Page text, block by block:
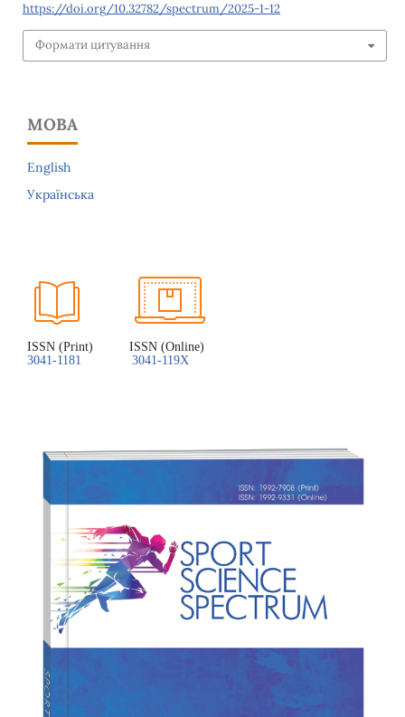
https://doi.org/10.32782/spectrum/2025-1-12
Формати цитування
МОВА
English
Українська
ISSN (Print)          ISSN (Online)
3041-1181
3041-119X